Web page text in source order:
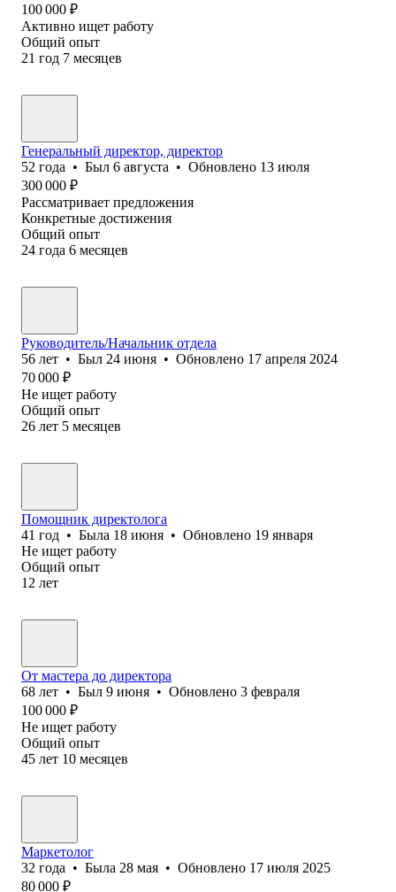
100 000 ₽
Активно ищет работу
Общий опыт
21 год 7 месяцев
Генеральный директор, директор
52 года • Был 6 августа • Обновлено 13 июля
300 000 ₽
Рассматривает предложения
Конкретные достижения
Общий опыт
24 года 6 месяцев
Руководитель/Начальник отдела
56 лет • Был 24 июня • Обновлено 17 апреля 2024
70 000 ₽
Не ищет работу
Общий опыт
26 лет 5 месяцев
Помощник директолога
41 год • Была 18 июня • Обновлено 19 января
Не ищет работу
Общий опыт
12 лет
От мастера до директора
68 лет • Был 9 июня • Обновлено 3 февраля
100 000 ₽
Не ищет работу
Общий опыт
45 лет 10 месяцев
Маркетолог
32 года • Была 28 мая • Обновлено 17 июля 2025
80 000 ₽